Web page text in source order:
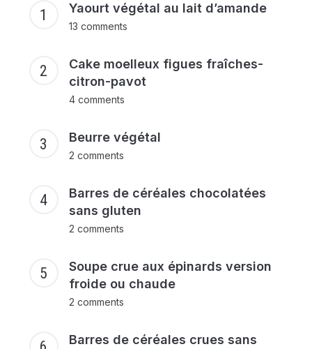
Yaourt végétal au lait d’amande
13 comments
Cake moelleux figues fraîches-
citron-pavot
4 comments
Beurre végétal
2 comments
Barres de céréales chocolatées
sans gluten
2 comments
Soupe crue aux épinards version
froide ou chaude
2 comments
Barres de céréales crues sans